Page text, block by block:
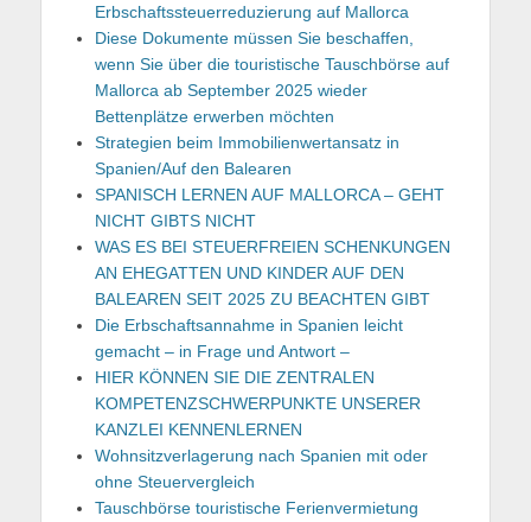
Erbschaftssteuerreduzierung auf Mallorca
Diese Dokumente müssen Sie beschaffen,
wenn Sie über die touristische Tauschbörse auf
Mallorca ab September 2025 wieder
Bettenplätze erwerben möchten
Strategien beim Immobilienwertansatz in
Spanien/Auf den Balearen
SPANISCH LERNEN AUF MALLORCA – GEHT
NICHT GIBTS NICHT
WAS ES BEI STEUERFREIEN SCHENKUNGEN
AN EHEGATTEN UND KINDER AUF DEN
BALEAREN SEIT 2025 ZU BEACHTEN GIBT
Die Erbschaftsannahme in Spanien leicht
gemacht – in Frage und Antwort –
HIER KÖNNEN SIE DIE ZENTRALEN
KOMPETENZSCHWERPUNKTE UNSERER
KANZLEI KENNENLERNEN
Wohnsitzverlagerung nach Spanien mit oder
ohne Steuervergleich
Tauschbörse touristische Ferienvermietung